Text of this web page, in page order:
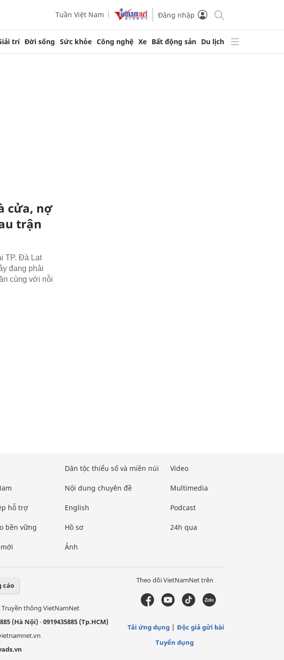
Tuần Việt Nam Đăng nhập
trí Đời sống Sức khỏe Công nghệ Xe Bất động sản Du lịch
cửa, nợ
trận
TP. Đà Lạt
đang phải
cùng với nỗi
hỗ trợ
bền vững
Dân tộc thiểu số và miền núi
Nội dung chuyên đề
English
Hồ sơ
Ảnh
Video
Multimedia
Podcast
24h qua
cáo
Truyền thông VietNamNet
(Hà Nội)-0919435885 (Tp.HCM)
Theo dõi VietNamNet trên
Tải ứng dụng
Độc giả gửi bài
Tuyển dụng